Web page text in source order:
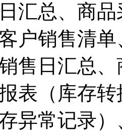
汇总、商
户销售清
售日汇总
表（库存
异常记录